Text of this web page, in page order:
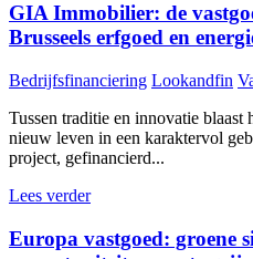
GIA Immobilier: de
Brusseels erfgoed en
Bedrijfsfinanciering Lookandfin
Tussen traditie en innovatie
nieuw leven in een karaktervol
project, gefinancierd...
Lees verder
Europa vastgoed: groene